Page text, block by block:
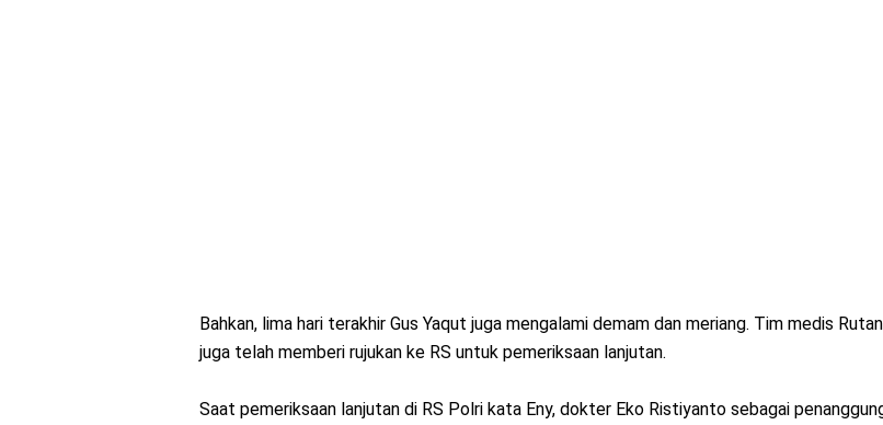
Bahkan, lima hari terakhir Gus Yaqut juga mengalami demam dan meriang. Tim medis
juga telah memberi rujukan ke RS untuk pemeriksaan lanjutan.
Saat pemeriksaan lanjutan di RS Polri kata Eny, dokter Eko Ristiyanto sebagai